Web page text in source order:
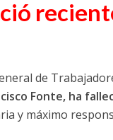
de
Fonte, ha
y máximo